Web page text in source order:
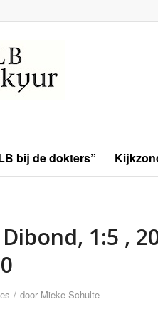
bij de dokters”
1:5 ,
/ door Mieke Schulte